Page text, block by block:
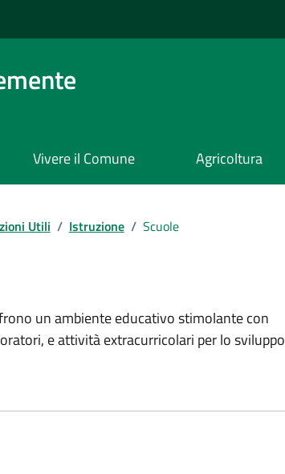
Vivere il Comune Agricoltura
Utili / Istruzione / Scuole
un ambiente educativo stimolante con
e attività extracurricolari per lo sviluppo